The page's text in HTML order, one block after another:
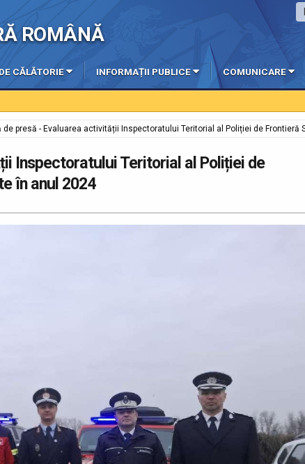
ROMÂNĂ
CĂLĂTORIE INFORMAȚII PUBLICE COMUNICARE
de presă - Evaluarea activității Inspectoratului Teritorial al Poliției de
Inspectoratului Teritorial al Poliției de
în anul 2024